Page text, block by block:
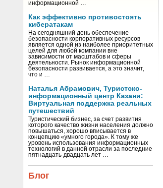
информационной …
Как эффективно противостоять
кибератакам
На сегодняшний день обеспечение
безопасности корпоративных ресурсов
является одной из наиболее приоритетных
целей для любой компании вне
зависимости от масштабов и сферы
деятельности. Рынок информационной
безопасности развивается, а это значит,
что и …
Наталья Абрамович, Туристско-
информационный центр Казани:
Виртуальная поддержка реальных
путешествий
Туристический бизнес, за счет развития
которого качество жизни населения должно
повышаться, хорошо вписывается в
концепцию «умного города». К тому же
уровень использования информационных
технологий в данной отрасли за последние
пятнадцать-двадцать лет …
Блог